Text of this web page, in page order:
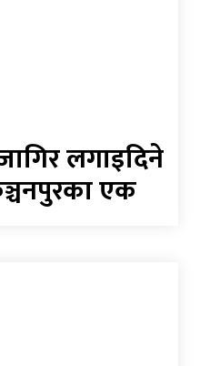
लगाइदिने
एक